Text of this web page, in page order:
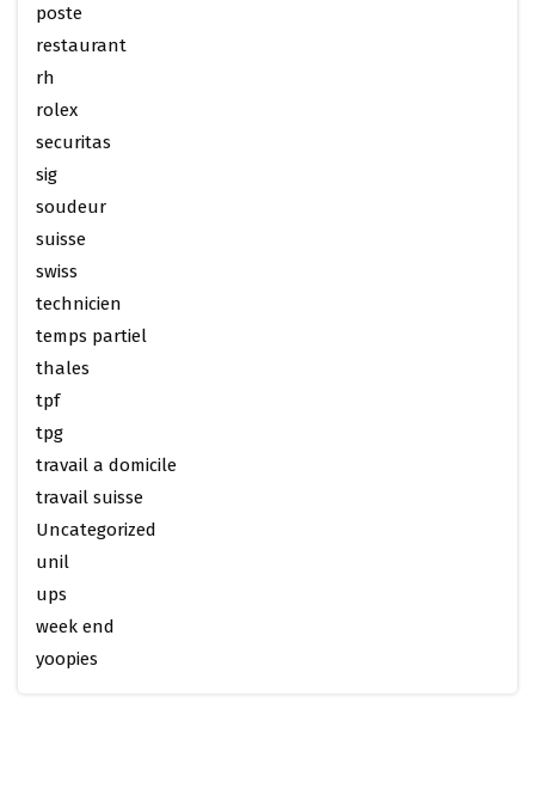
poste
restaurant
rh
rolex
securitas
sig
soudeur
suisse
swiss
technicien
temps partiel
thales
tpf
tpg
travail a domicile
travail suisse
Uncategorized
unil
ups
week end
yoopies